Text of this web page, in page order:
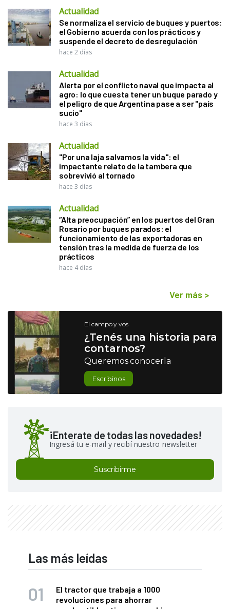
Actualidad
Se normaliza el servicio de buques y puertos:
el Gobierno acuerda con los prácticos y
suspende el decreto de desregulación
hace 2 días
Actualidad
Alerta por el conflicto naval que impacta al
agro: lo que cuesta tener un buque parado y
el peligro de que Argentina pase a ser "país
sucio"
hace 3 días
Actualidad
"Por una laja salvamos la vida": el
impactante relato de la tambera que
sobrevivió al tornado
hace 3 días
Actualidad
“Alta preocupación” en los puertos del Gran
Rosario por buques parados: el
funcionamiento de las exportadoras en
tensión tras la medida de fuerza de los
prácticos
hace 4 días
Ver más >
El campo y vos
¿Tenés una historia para
contarnos?
Queremos conocerla
Escribinos
¡Enterate de todas las novedades!
Ingresá tu e-mail y recibí nuestro newsletter
Suscribirme
Las más leídas
El tractor que trabaja a 1000
revoluciones para ahorrar